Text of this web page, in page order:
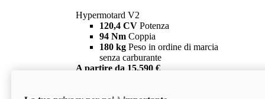
Hypermotard V2
120,4 CV Potenza
94 Nm Coppia
180 kg Peso in ordine di marcia
senza carburante
A partire da 15.590 €